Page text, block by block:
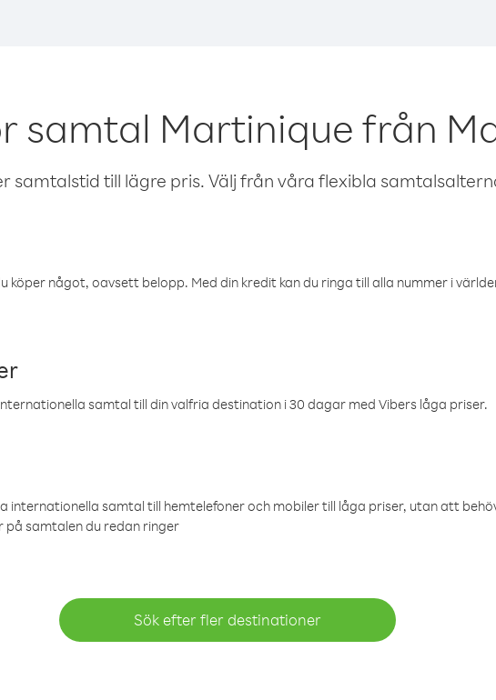
samtal Martinique från
samtalstid till lägre pris. Välj från våra flexibla
något, oavsett belopp. Med din kredit kan du ringa till alla nummer i
samtal till din valfria destination i 30 dagar med Vibers låga priser.
internationella samtal till hemtelefoner och mobiler till låga priser, utan att
på samtalen du redan ringer
Sök efter fler destinationer